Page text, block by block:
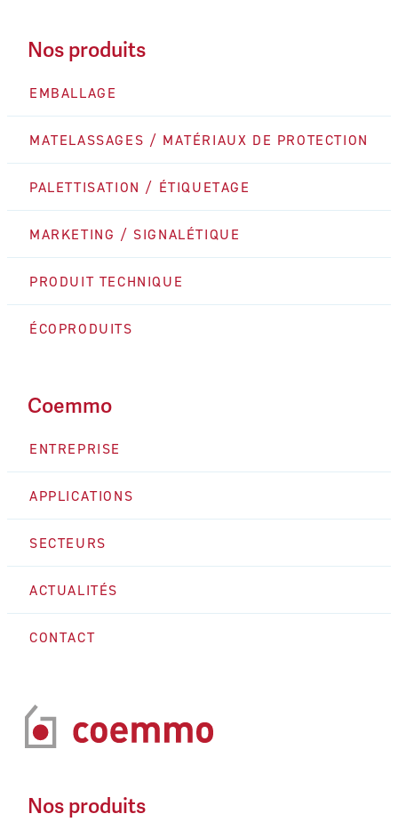
Nos produits
EMBALLAGE
MATELASSAGES / MATÉRIAUX DE PROTECTION
PALETTISATION / ÉTIQUETAGE
MARKETING / SIGNALÉTIQUE
PRODUIT TECHNIQUE
ÉCOPRODUITS
Coemmo
ENTREPRISE
APPLICATIONS
SECTEURS
ACTUALITÉS
CONTACT
Nos produits